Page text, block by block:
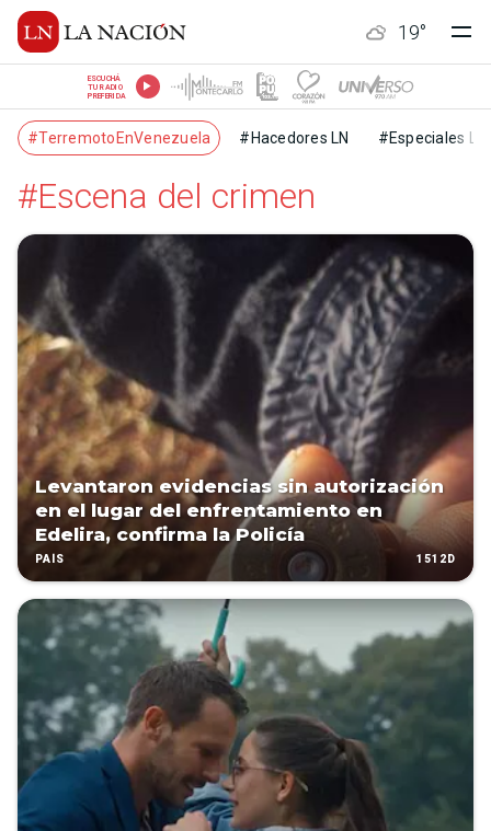
19°
ESCUCHÁ
TU RADIO
PREFERIDA
#TerremotoEnVenezuela #Hacedores LN #Especiales LN
#Escena del crimen
Levantaron evidencias sin autorización
en el lugar del enfrentamiento en
Edelira, confirma la Policía
PAÍS 1512D